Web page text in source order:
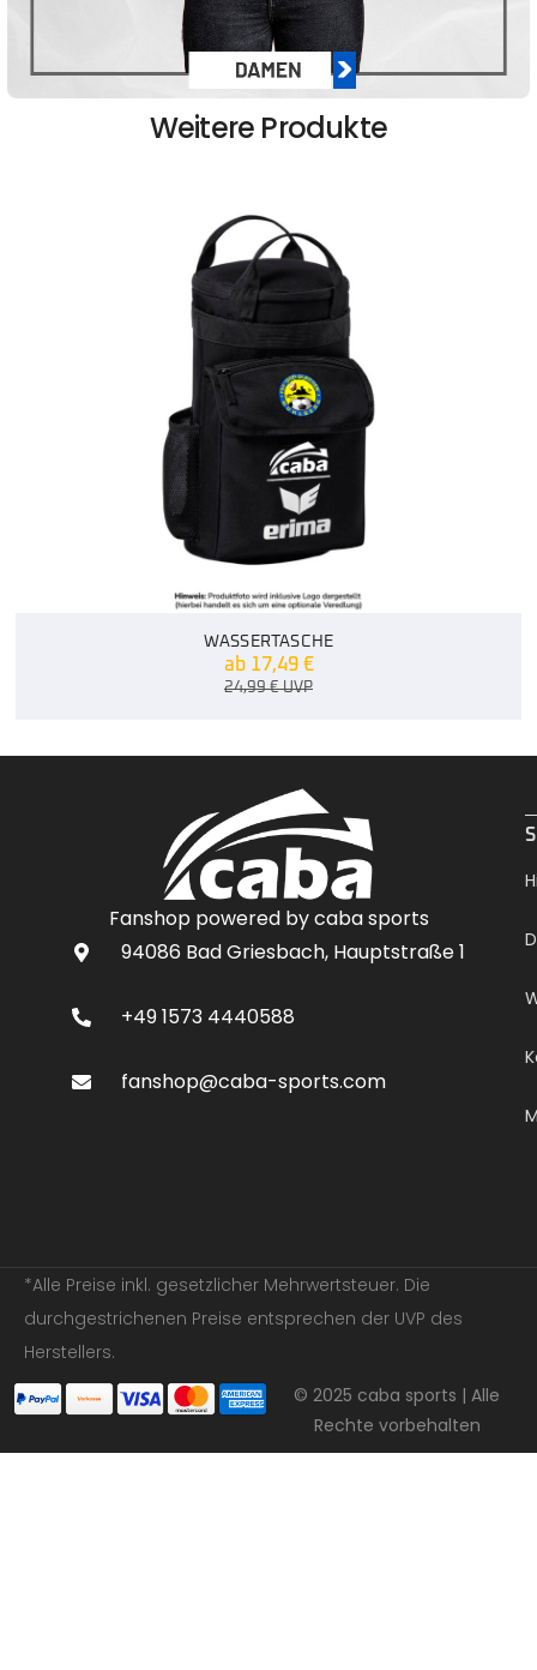
Weitere Produkte
WASSERTASCHE
ab 17,49 €
24,99€UVP
Fanshop powered by caba sports
94086 Bad Griesbach, Hauptstraße 1
+49 1573 4440588
fanshop@caba-sports.com
*Alle Preise inkl. gesetzlicher Mehrwertsteuer. Die
durchgestrichenen Preise entsprechen der UVP des
Herstellers.
© 2025 caba sports | Alle
Rechte vorbehalten